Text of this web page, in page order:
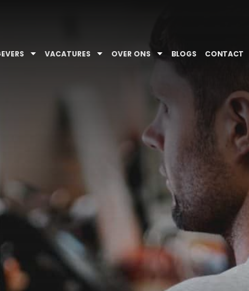
VACATURES OVER ONS BLOGS CONTACT